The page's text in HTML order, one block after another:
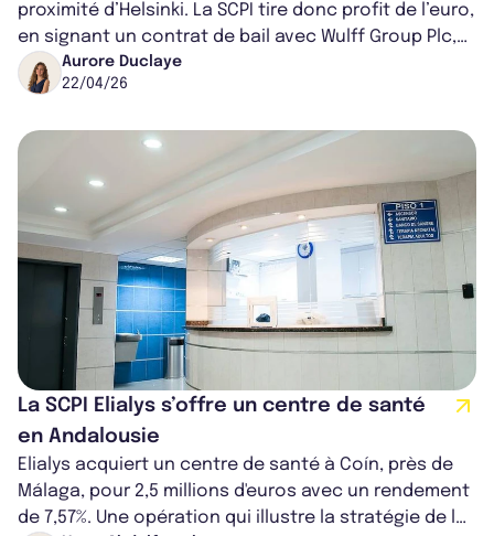
proximité d’Helsinki. La SCPI tire donc profit de l’euro,
en signant un contrat de bail avec Wulff Group Plc,
un groupe de se...
Aurore Duclaye
22/04/26
La SCPI Elialys s’offre un centre de santé
en Andalousie
Elialys acquiert un centre de santé à Coín, près de
Málaga, pour 2,5 millions d'euros avec un rendement
de 7,57%. Une opération qui illustre la stratégie de la